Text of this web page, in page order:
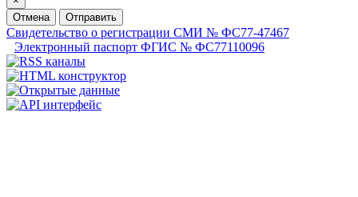
Отмена
Отправить
Свидетельство о регистрации СМИ № ФС77-47467
Электронный паспорт ФГИС № ФС77110096